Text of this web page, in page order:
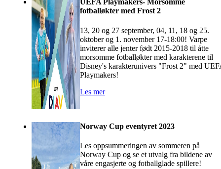
UEFA Playmakers- Morsomme
fotballøkter med Frost 2
13, 20 og 27 september, 04, 11, 18 og 25.
oktober og 1. november 17-18:00! Varpe
inviterer alle jenter født 2015-2018 til åtte
morsomme fotballøkter med karakterene til
Disney's karakterunivers "Frost 2" med
Playmakers!
Les mer
Norway Cup eventyret 2023
Les oppsummeringen av sommeren på
Norway Cup og se et utvalg fra bildene av
våre engasjerte og fotballglade spillere!